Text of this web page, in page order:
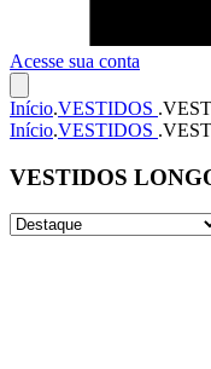
Acesse sua conta
Início.VESTIDOS .
Início.VESTIDOS .
VESTIDOS